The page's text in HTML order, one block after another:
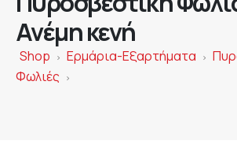
Ανέμη κενή
Shop > Ερμάρια-Εξαρτήματα >
Φωλιές
>